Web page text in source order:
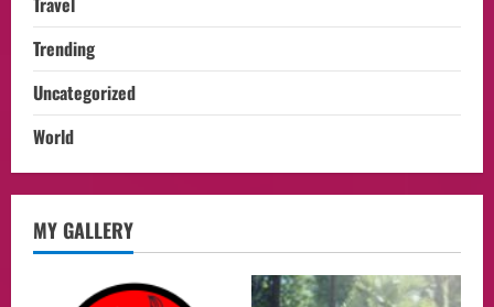
Trending
Uncategorized
World
MY GALLERY
Menjaga Nama Baik Bangsa